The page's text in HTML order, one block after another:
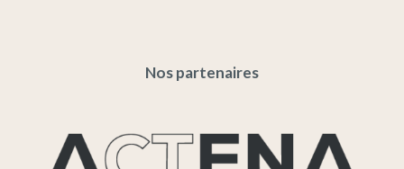
Nos partenaires